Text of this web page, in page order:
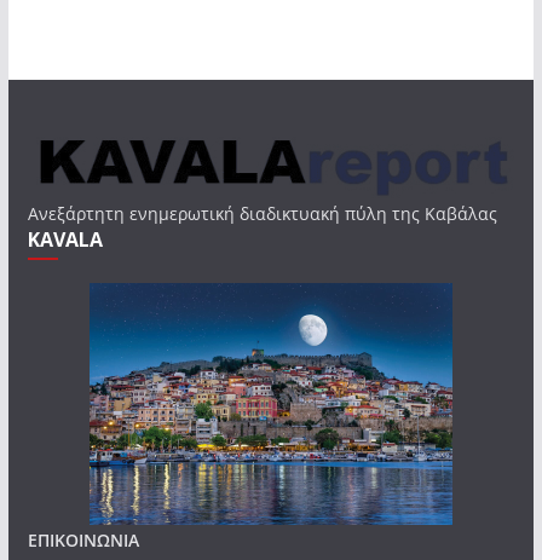
Ανεξάρτητη ενημερωτική διαδικτυακή πύλη της Καβάλας
KAVALA
ΕΠΙΚΟΙΝΩΝΙΑ